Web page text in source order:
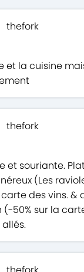
thefork
et la cuisine
thefork
et souriante.
(Les
des vins. &
(-50% sur la